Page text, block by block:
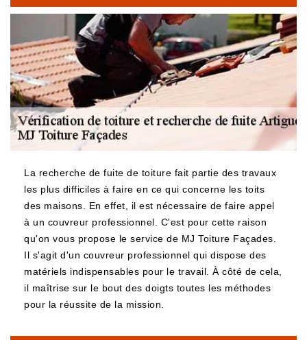
La recherche de fuite de toiture fait partie des travaux
les plus difficiles à faire en ce qui concerne les toits
des maisons. En effet, il est nécessaire de faire appel
à un couvreur professionnel. C'est pour cette raison
qu'on vous propose le service de MJ Toiture Façades.
Il s'agit d'un couvreur professionnel qui dispose des
matériels indispensables pour le travail. À côté de cela,
il maîtrise sur le bout des doigts toutes les méthodes
pour la réussite de la mission.